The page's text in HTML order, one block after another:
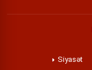
Siyasət